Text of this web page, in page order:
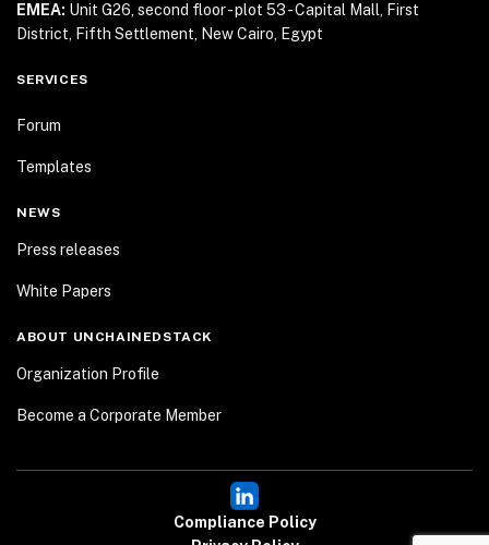
EMEA: Unit G26, second floor - plot 53 - Capital Mall,
First
District, Fifth Settlement, New Cairo, Egypt
SERVICES
Forum
Templates
NEWS
Press releases
White Papers
ABOUT UNCHAINEDSTACK
Organization Profile
Become a Corporate Member
Compliance Policy